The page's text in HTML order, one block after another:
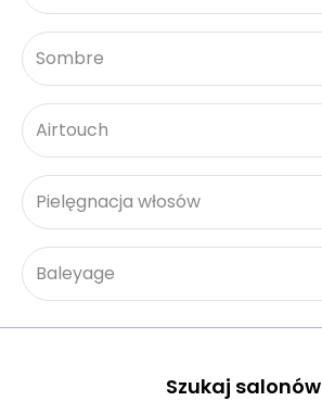
Sombre
Airtouch
Pielęgnacja włosów
Baleyage
Szukaj salonów